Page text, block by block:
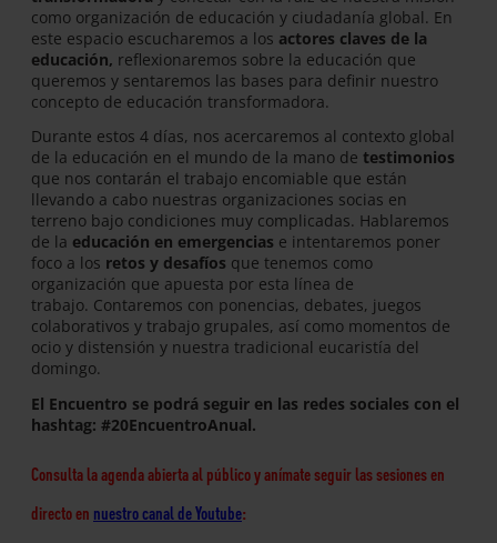
como organización de educación y ciudadanía global. En
este espacio escucharemos a los actores claves de la
educación, reflexionaremos sobre la educación que
queremos y sentaremos las bases para definir nuestro
concepto de educación transformadora.
Durante estos 4 días, nos acercaremos al contexto global
de la educación en el mundo de la mano de testimonios
que nos contarán el trabajo encomiable que están
llevando a cabo nuestras organizaciones socias en
terreno bajo condiciones muy complicadas. Hablaremos
de la educación en emergencias e intentaremos poner
foco a los retos y desafíos que tenemos como
organización que apuesta por esta línea de
trabajo. Contaremos con ponencias, debates, juegos
colaborativos y trabajo grupales, así como momentos de
ocio y distensión y nuestra tradicional eucaristía del
domingo.
El Encuentro se podrá seguir en las redes sociales con el
hashtag: #20EncuentroAnual.
Consulta la agenda abierta al público y anímate seguir las sesiones en
directo en nuestro canal de Youtube: